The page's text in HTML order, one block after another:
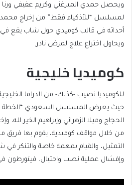
ويحصل حمدي الميرغني وكريم عفيفي
لمسلسل “للأذكياء فقط” من إخراج محمد
أحداثه في قالب كوميدي حول شاب يقع في
ويحاول اختراع علاج لمرض نادر.
كوميديا خليجية
حيث يعرض المسلسل السعودي “الخطة
الحجاج وميلا الزهراني وإبراهيم الخير لله،
من خلال مواقف كوميدية، يقوم بها فريق
التمثيل، والقيام بمهمة خاصة والتنكر
وإفشال عملية نصب واحتيال، فيتورطون